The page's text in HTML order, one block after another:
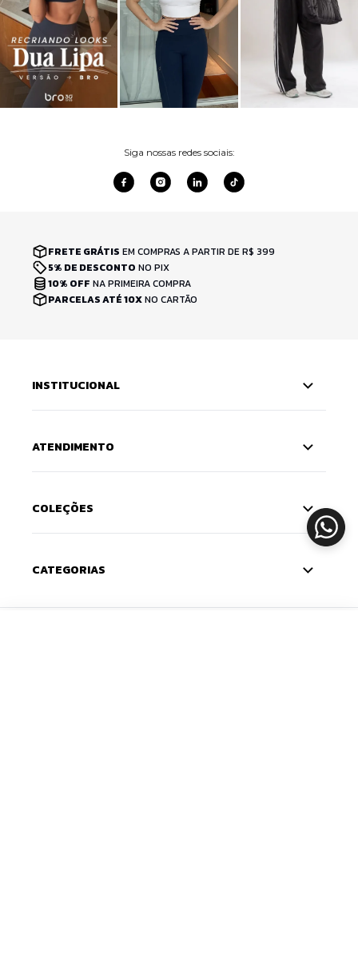
Siga nossas redes sociais:
FRETE GRÁTIS EM COMPRAS A PARTIR DE R$ 399
5% DE DESCONTO NO PIX
10% OFF NA PRIMEIRA COMPRA
PARCELAS ATÉ 10XNO CARTÃO
INSTITUCIONAL
ATENDIMENTO
COLEÇÕES
CATEGORIAS